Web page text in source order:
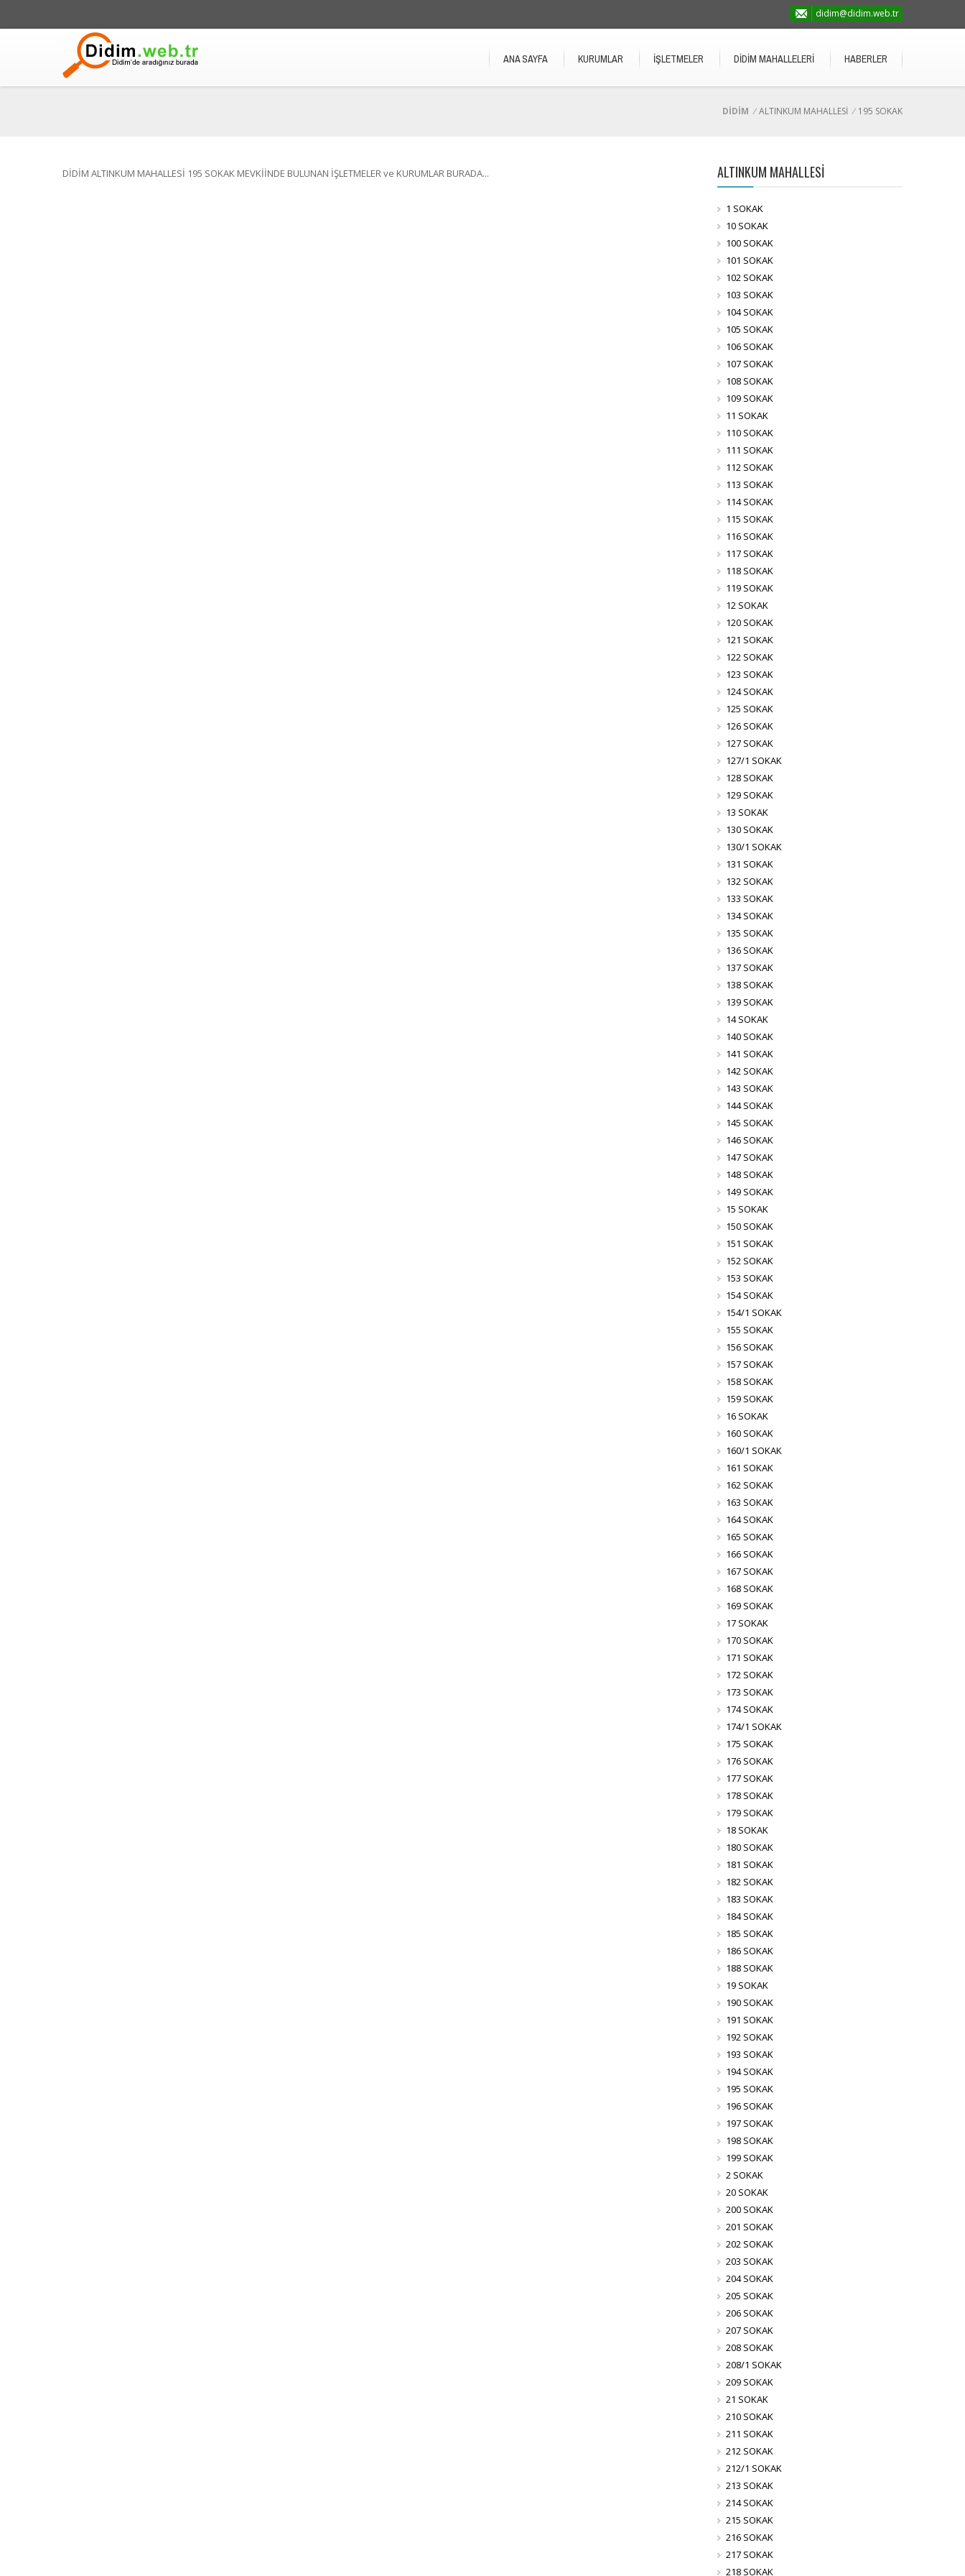
didim@didim.web.tr
ANA SAYFA KURUMLAR İŞLETMELER DİDİM MAHALLELERİ HABERLER
DİDİM /ALTINKUM MAHALLESİ / 195 SOKAK
DİDİM ALTINKUM MAHALLESİ 195 SOKAK MEVKİİNDE BULUNAN İŞLETMELER ve KURUMLAR BURADA... ALTINKUM MAHALLESİ
1 SOKAK
10 SOKAK
100 SOKAK
101 SOKAK
102 SOKAK
103 SOKAK
104 SOKAK
105 SOKAK
106 SOKAK
107 SOKAK
108 SOKAK
109 SOKAK
11 SOKAK
110 SOKAK
111 SOKAK
112 SOKAK
113 SOKAK
114 SOKAK
115 SOKAK
116 SOKAK
117 SOKAK
118 SOKAK
119 SOKAK
12 SOKAK
120 SOKAK
121 SOKAK
122 SOKAK
123 SOKAK
124 SOKAK
125 SOKAK
126 SOKAK
127 SOKAK
127/1 SOKAK
128 SOKAK
129 SOKAK
13 SOKAK
130 SOKAK
130/1 SOKAK
131 SOKAK
132 SOKAK
133 SOKAK
134 SOKAK
135 SOKAK
136 SOKAK
137 SOKAK
138 SOKAK
139 SOKAK
14 SOKAK
140 SOKAK
141 SOKAK
142 SOKAK
143 SOKAK
144 SOKAK
145 SOKAK
146 SOKAK
147 SOKAK
148 SOKAK
149 SOKAK
15 SOKAK
150 SOKAK
151 SOKAK
152 SOKAK
153 SOKAK
154 SOKAK
154/1 SOKAK
155 SOKAK
156 SOKAK
157 SOKAK
158 SOKAK
159 SOKAK
16 SOKAK
160 SOKAK
160/1 SOKAK
161 SOKAK
162 SOKAK
163 SOKAK
164 SOKAK
165 SOKAK
166 SOKAK
167 SOKAK
168 SOKAK
169 SOKAK
17 SOKAK
170 SOKAK
171 SOKAK
172 SOKAK
173 SOKAK
174 SOKAK
174/1 SOKAK
175 SOKAK
176 SOKAK
177 SOKAK
178 SOKAK
179 SOKAK
18 SOKAK
180 SOKAK
181 SOKAK
182 SOKAK
183 SOKAK
184 SOKAK
185 SOKAK
186 SOKAK
188 SOKAK
19 SOKAK
190 SOKAK
191 SOKAK
192 SOKAK
193 SOKAK
194 SOKAK
195 SOKAK
196 SOKAK
197 SOKAK
198 SOKAK
199 SOKAK
2 SOKAK
20 SOKAK
200 SOKAK
201 SOKAK
202 SOKAK
203 SOKAK
204 SOKAK
205 SOKAK
206 SOKAK
207 SOKAK
208 SOKAK
208/1 SOKAK
209 SOKAK
21 SOKAK
210 SOKAK
211 SOKAK
212 SOKAK
212/1 SOKAK
213 SOKAK
214 SOKAK
215 SOKAK
216 SOKAK
217 SOKAK
218 SOKAK